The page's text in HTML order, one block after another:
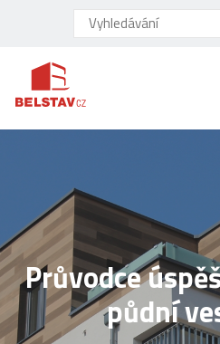
přejít na hlavní obsah
Vyhledávání:
Průvodce
půdní